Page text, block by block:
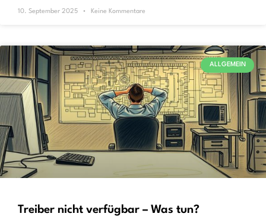
10. September 2025 Keine Kommentare
ALLGEMEIN
Treiber nicht verfügbar – Was tun?